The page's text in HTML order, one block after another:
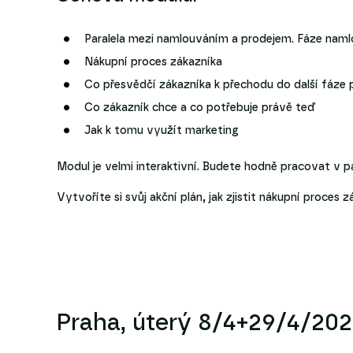
Paralela mezi namlouváním a prodejem. Fáze
Nákupní proces zákazníka
Co přesvědčí zákazníka k přechodu do další fáze
Co zákazník chce a co potřebuje právě teď
Jak k tomu využít marketing
Modul je velmi interaktivní. Budete hodně pracovat v
Vytvoříte si svůj akční plán, jak zjistit nákupní proces
Praha, úterý 8/4+29/4/